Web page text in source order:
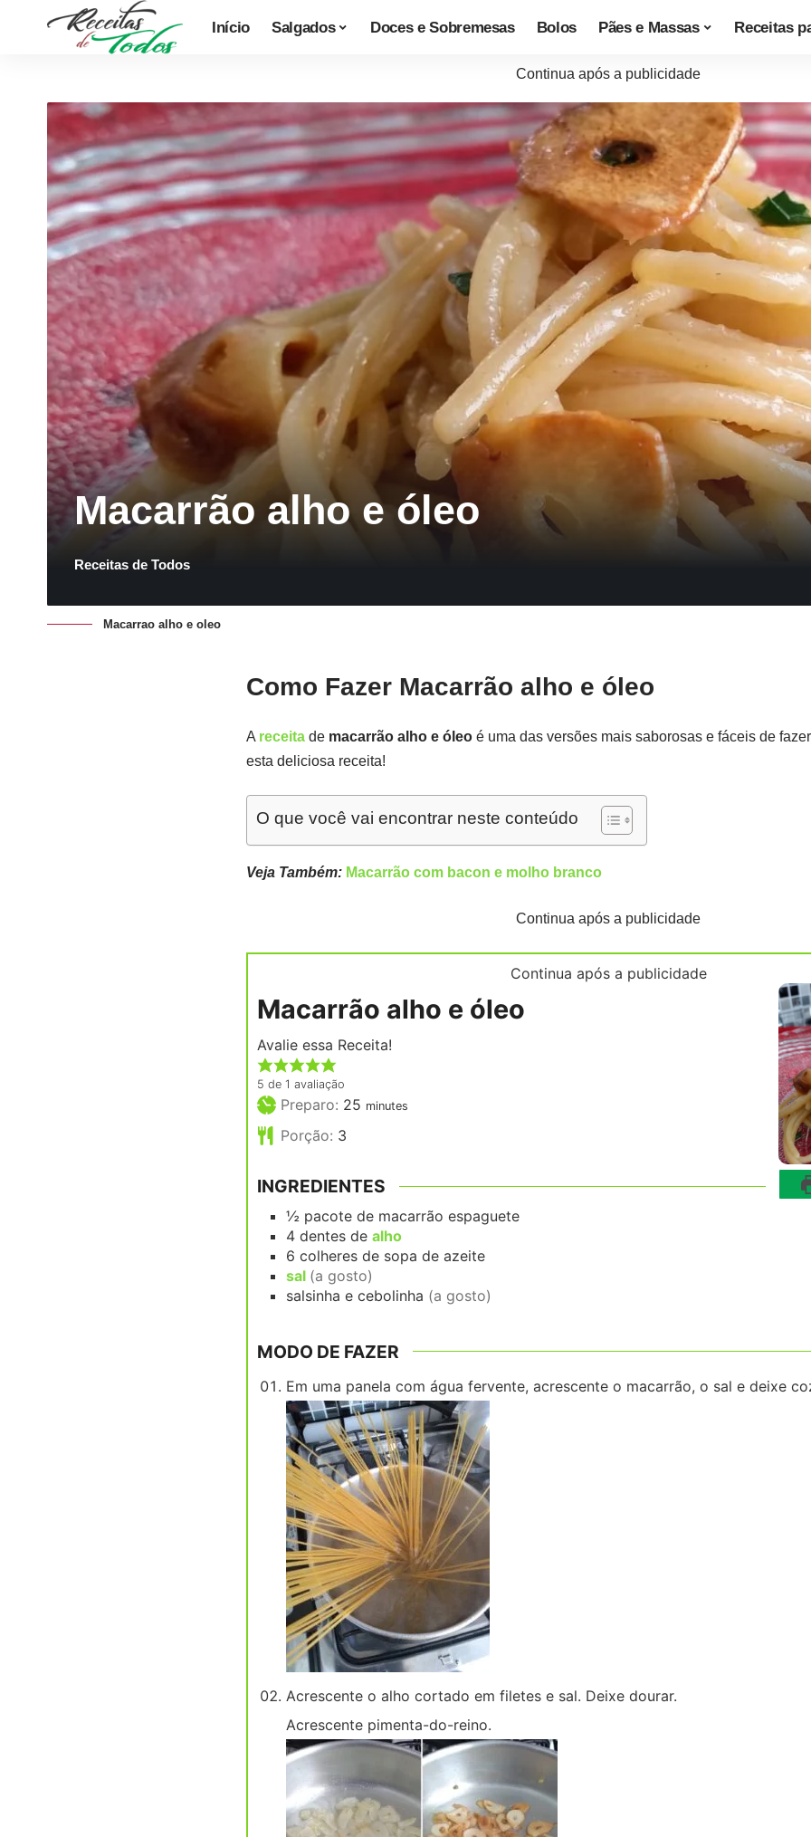
Início Salgados Doces e Sobremesas Bolos Pães e Massas Receitas
Continua após a publicidade
Macarrão alho e óleo
Receitas de Todos
Macarrao alho e oleo
Como Fazer Macarrão alho e óleo
A receita de macarrão alho e óleo é uma das versões mais saborosas e fáceis de
esta deliciosa receita!
O que você vai encontrar neste conteúdo
Veja Também: Macarrão com bacon e molho branco
Continua após a publicidade
Continua após a publicidade
Macarrão alho e óleo
Avalie essa Receita!
5 de 1 avaliação
Preparo: 25minutes
minutes
Porção: 3
INGREDIENTES
½ pacote de macarrão espaguete
4 dentes de alho
6 colheres de sopa de azeite
sal (a gosto)
salsinha e cebolinha (a gosto)
MODO DE FAZER
Em uma panela com água fervente, acrescente o macarrão, o sal e deixe
Acrescente o alho cortado em filetes e sal. Deixe dourar.
Acrescente pimenta-do-reino.